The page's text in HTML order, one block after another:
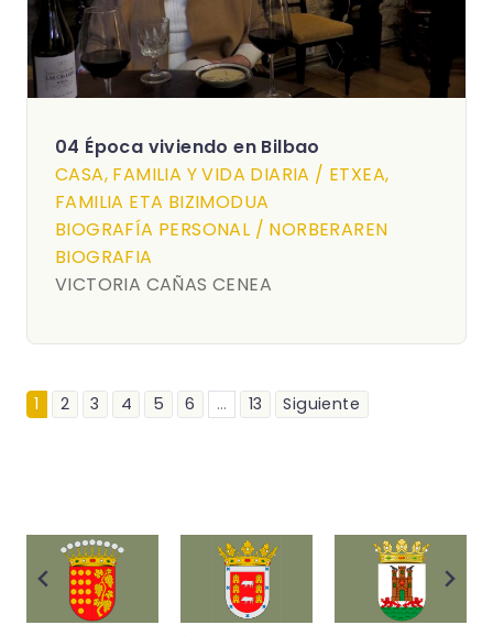
04 Época viviendo en Bilbao
CASA, FAMILIA Y VIDA DIARIA / ETXEA,
FAMILIA ETA BIZIMODUA
BIOGRAFÍA PERSONAL / NORBERAREN
BIOGRAFIA
VICTORIA CAÑAS CENEA
1 2 3 4 5 6 ... 13 Siguiente